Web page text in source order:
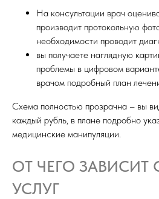
На консультации врач
производит протокольную
необходимости проводит
вы получаете наглядную
проблемы в цифровом
врачом подробный план
Схема полностью прозрачна – вы
каждый рубль, в плане подробно
медицинские манипуляции.
ОТ ЧЕГО
УСЛУГ